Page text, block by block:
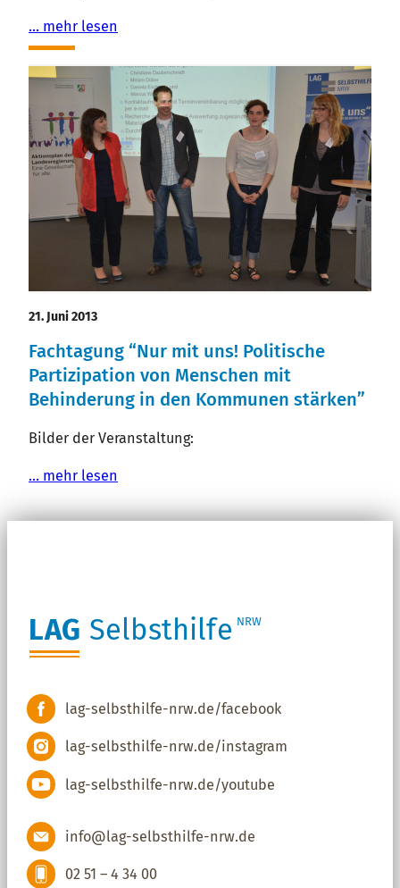
… mehr lesen
21. Juni 2013
Fachtagung “Nur mit uns! Politische
Partizipation von Menschen mit
Behinderung in den Kommunen stärken”
Bilder der Veranstaltung:
… mehr lesen
LAG Selbsthilfe NRW
lag-selbsthilfe-nrw.de/facebook
lag-selbsthilfe-nrw.de/instagram
lag-selbsthilfe-nrw.de/youtube
info@lag-selbsthilfe-nrw.de
02 51 – 4 34 00